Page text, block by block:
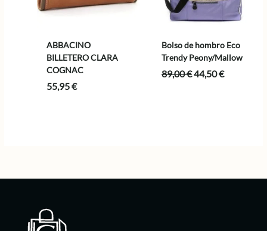
ABBACINO
BILLETERO CLARA
COGNAC
55,95€
Bolso de hombro Eco
Trendy Peony/Mallow
89,00€El
44,50€El